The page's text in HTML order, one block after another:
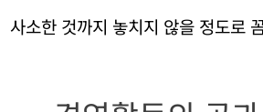
사소한 것까지 놓치지 않을 정도로